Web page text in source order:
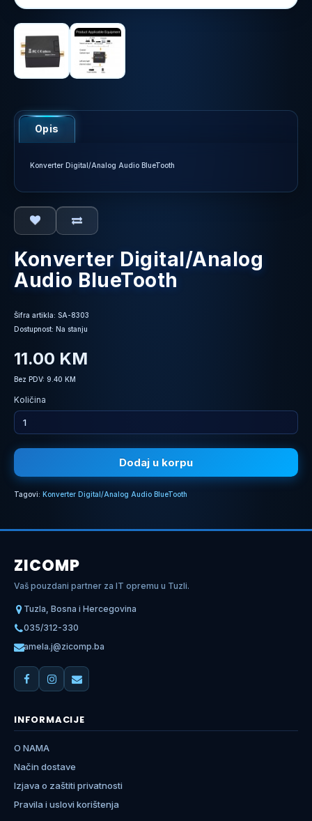
Opis
Konverter Digital/Analog Audio BlueTooth
Konverter Digital/Analog
Audio BlueTooth
Šifra artikla: SA-8303
Dostupnost: Na stanju
11.00 KM
Bez PDV: 9.40 KM
Količina
Dodaj u korpu
Tagovi: Konverter Digital/Analog Audio BlueTooth
ZICOMP
Vaš pouzdani partner za IT opremu u Tuzli.
Tuzla, Bosna i Hercegovina
035/312-330
amela.j@zicomp.ba
INFORMACIJE
O NAMA
Način dostave
Izjava o zaštiti privatnosti
Pravila i uslovi korištenja